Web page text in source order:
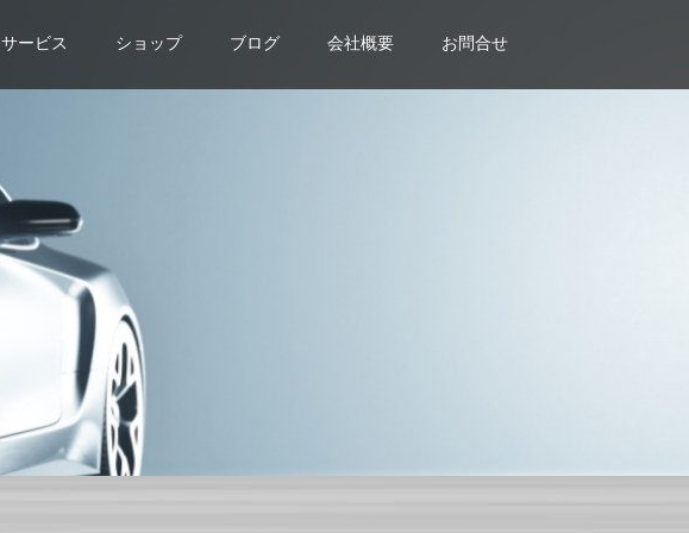
サービス ショップ ブログ 会社概要 お問合せ